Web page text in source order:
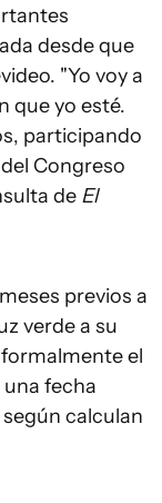
desde que
"Yo voy a
que yo esté.
participando
Congreso
de El
previos a
verde a su
el
fecha
calculan